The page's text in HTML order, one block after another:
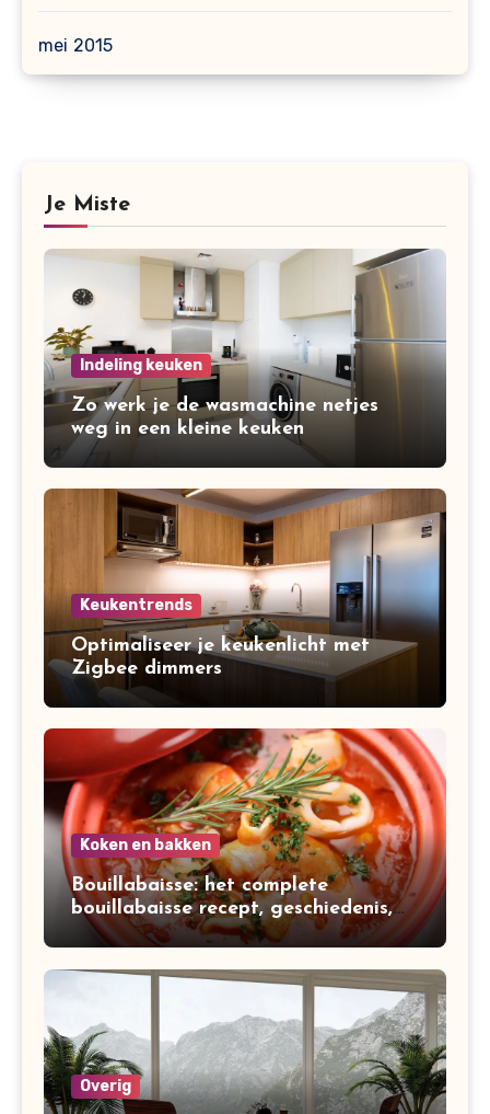
mei 2015
Je Miste
Indeling keuken
Zo werk je de wasmachine netjes
weg in een kleine keuken
Keukentrends
Optimaliseer je keukenlicht met
Zigbee dimmers
Koken en bakken
Bouillabaisse: het complete
bouillabaisse recept, geschiedenis,
variaties en bereiding
Overig